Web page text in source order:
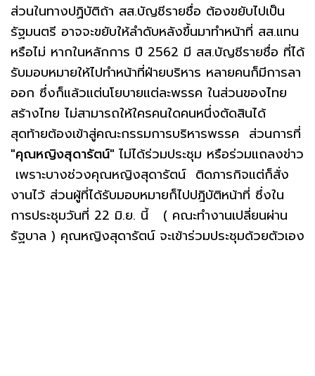
ส่วนในทางปฏิบัติถ้า สส.บัญชีรายชื่อ ต้องขยับไปเป็น
รัฐมนตรี อาจจะขยับให้ลำดับหลังขึ้นมาทำหน้าที่ สส.แทน
หรือไม่ หากในหลักการ ปี 2562 มี สส.บัญชีรายชื่อ ที่ได้
รับมอบหมายให้ไปทำหน้าที่ฝ่ายบริหาร หลายคนก็มีการลา
ออก ซึ่งก็แล้วแต่นโยบายแต่ละพรรค ในส่วนของไทย
สร้างไทย ไม่สามารถให้ใครคนใดคนหนึ่งตัดสินได้
สุดท้ายต้องเข้าสู่คณะกรรมการบริหารพรรค ส่วนการที่
"คุณหญิงสุดารัตน์" ไม่ได้ร่วมประชุม หรือร่วมแถลงข่าว
เพราะบางช่วงคุณหญิงสุดารัตน์ ติดภารกิจแต่ก็สั่ง
งานไว้ ส่วนผู้ที่ได้รับมอบหมายก็ไปปฎิบัติหน้าที่ ซึ่งใน
การประชุมวันที่ 22 มิ.ย. นี้ ( คณะทำงานเปลี่ยนผ่าน
รัฐบาล ) คุณหญิงสุดารัตน์ จะเข้าร่วมประชุมด้วยตัวเอง